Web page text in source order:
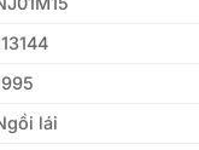
lái